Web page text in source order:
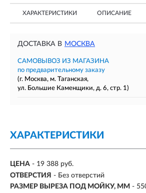
ХАРАКТЕРИСТИКИ ОПИСАНИЕ
ДОСТАВКА В МОСКВА
САМОВЫВОЗ ИЗ МАГАЗИНА
по предварительному заказу
(г. Москва, м. Таганская,
ул. Большие Каменщики, д. 6, стр. 1)
ХАРАКТЕРИСТИКИ
ЦЕНА - 19 388 руб.
ОТВЕРСТИЯ - Без отверстий
РАЗМЕР ВЫРЕЗА ПОД МОЙКУ, ММ -